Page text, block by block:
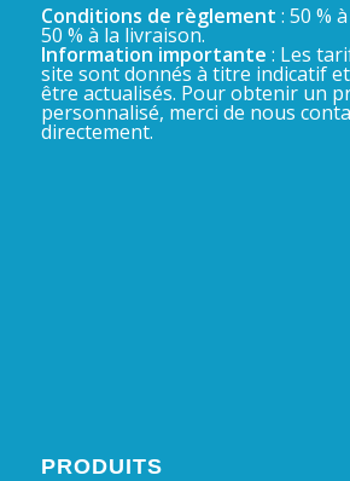
Conditions de règlement : 50 %
50 % à la livraison.
Information importante : Les
site sont donnés à titre indicatif
être actualisés. Pour obtenir un
personnalisé, merci de nous
directement.
PRODUITS